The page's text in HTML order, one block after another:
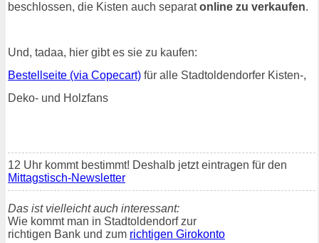
beschlossen, die Kisten auch separatonline zu verkaufen.
Und, tadaa, hier gibt es sie zu kaufen:
Bestellseite (via Copecart) für alle Stadtoldendorfer Kisten-,
Deko- und Holzfans
12 Uhr kommt bestimmt! Deshalb jetzt eintragen für den
Mittagstisch-Newsletter
Das ist vielleicht auch interessant:
Wie kommt man in Stadtoldendorf zur
richtigen Bank und zum richtigen Girokonto